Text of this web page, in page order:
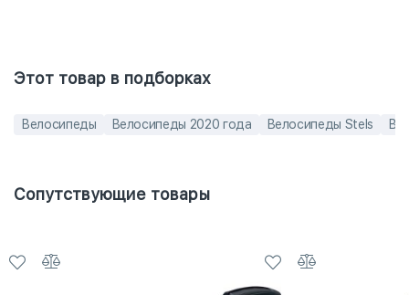
Этот товар в подборках
Велосипеды Велосипеды 2020 года Велосипеды Stels
Сопутствующие товары